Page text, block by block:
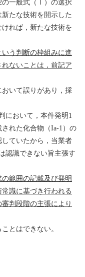
の一般式（
）の選択
たな技術を開示した
れば，新たな技術を
う判断の枠組みに進
ないことは，前記ア
いて誤りがあり，採
において，本件発明 1
れた化合物（Ia-1 ）の
ていたから，当業者
認識できない旨主張す
範囲の記載及び発明
識に基づき行われる
判段階の主張により
とはできない。